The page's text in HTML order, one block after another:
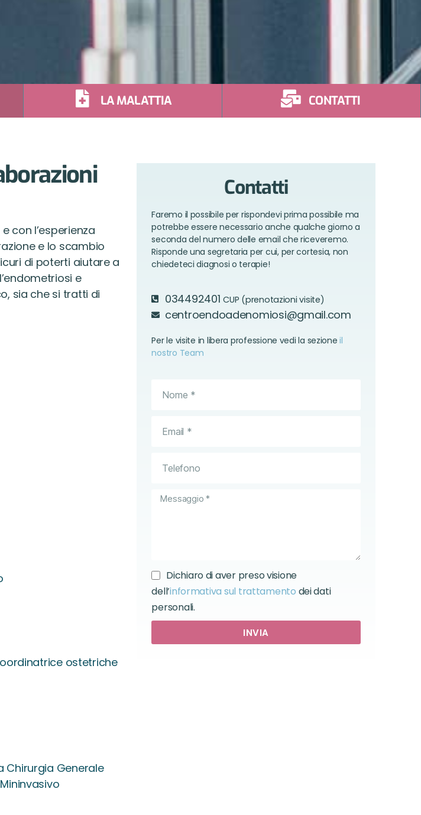
LA MALATTIA CONTATTI
con l’esperienza
e lo scambio
di poterti aiutare a
e
sia che si tratti di
ostetriche
Chirurgia Generale
Contatti
Faremo il possibile per rispondevi prima possibile ma
potrebbe essere necessario anche qualche giorno a
seconda del numero delle email che riceveremo.
Risponde una segretaria per cui, per cortesia, non
chiedeteci diagnosi o terapie!
034492401CUP (prenotazioni visite)
centroendoadenomiosi@gmail.com
Per le visite in libera professione vedi la sezioneil
nostro Team
Dichiaro di aver preso visione
dell’informativa sul trattamento dei dati
personali.
INVIA